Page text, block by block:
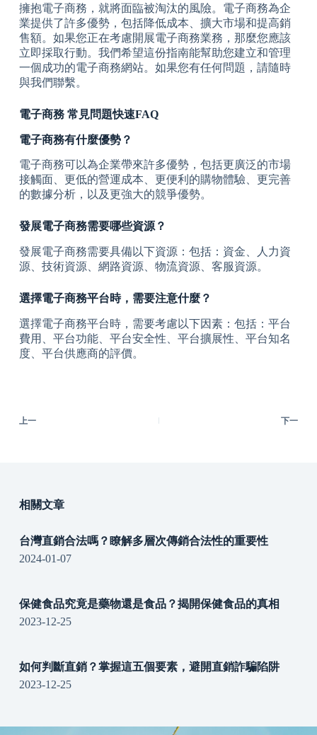
擁抱電子商務，就將面臨被淘汰的風險。電子商務為企
業提供了許多優勢，包括降低成本、擴大市場和提高銷
售額。如果您正在考慮開展電子商務業務，那麼您應該
立即採取行動。我們希望這份指南能幫助您建立和管理
一個成功的電子商務網站。如果您有任何問題，請隨時
與我們聯繫。
電子商務 常見問題快速FAQ
電子商務有什麼優勢？
電子商務可以為企業帶來許多優勢，包括更廣泛的市場
接觸面、更低的營運成本、更便利的購物體驗、更完善
的數據分析，以及更強大的競爭優勢。
發展電子商務需要哪些資源？
發展電子商務需要具備以下資源：包括：資金、人力資
源、技術資源、網路資源、物流資源、客服資源。
選擇電子商務平台時，需要注意什麼？
選擇電子商務平台時，需要考慮以下因素：包括：平台
費用、平台功能、平台安全性、平台擴展性、平台知名
度、平台供應商的評價。
上一 下一
相關文章
台灣直銷合法嗎？瞭解多層次傳銷合法性的重要性
2024-01-07
保健食品究竟是藥物還是食品？揭開保健食品的真相
2023-12-25
如何判斷直銷？掌握這五個要素，避開直銷詐騙陷阱
2023-12-25